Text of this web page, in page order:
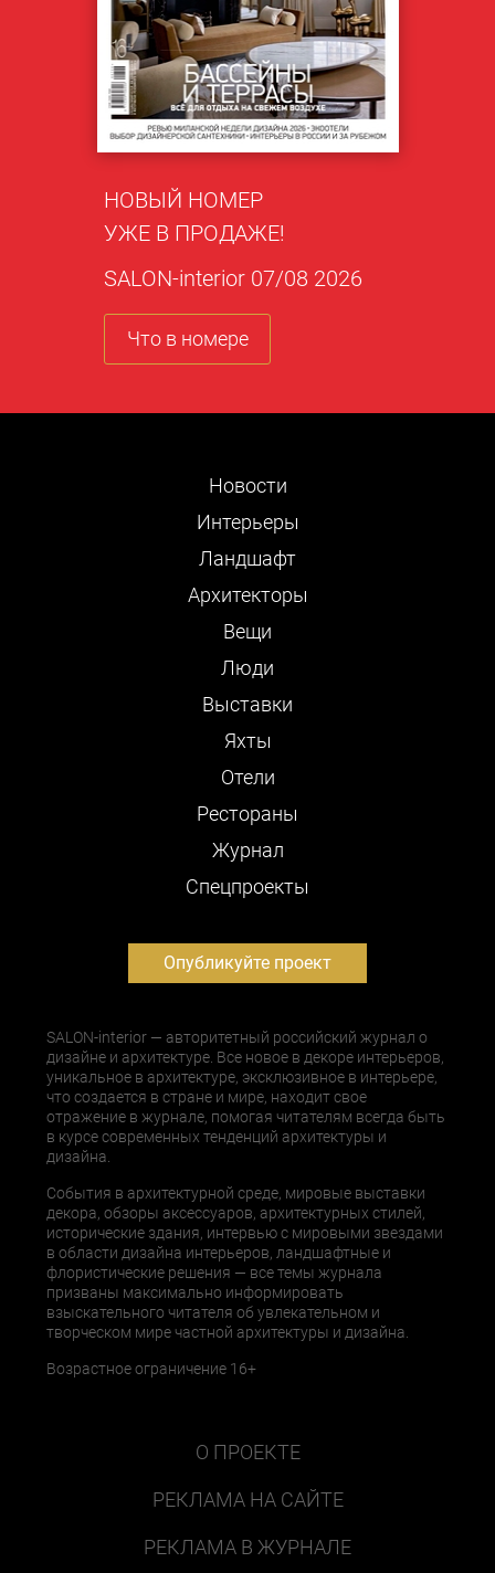
НОВЫЙ НОМЕР
УЖЕ В ПРОДАЖЕ!
SALON-interior 07/08 2026
Что в номере
Новости
Интерьеры
Ландшафт
Архитекторы
Вещи
Люди
Выставки
Яхты
Отели
Рестораны
Журнал
Cпецпроекты
Опубликуйте проект
SALON-interior — авторитетный российский журнал о
дизайне и архитектуре. Все новое в декоре интерьеров,
уникальное в архитектуре, эксклюзивное в интерьере,
что создается в стране и мире, находит свое
отражение в журнале, помогая читателям всегда быть
в курсе современных тенденций архитектуры и
дизайна.
События в архитектурной среде, мировые выставки
декора, обзоры аксессуаров, архитектурных стилей,
исторические здания, интервью с мировыми звездами
в области дизайна интерьеров, ландшафтные и
флористические решения — все темы журнала
призваны максимально информировать
взыскательного читателя об увлекательном и
творческом мире частной архитектуры и дизайна.
Возрастное ограничение 16+
О ПРОЕКТЕ
РЕКЛАМА НА САЙТЕ
РЕКЛАМА В ЖУРНАЛЕ